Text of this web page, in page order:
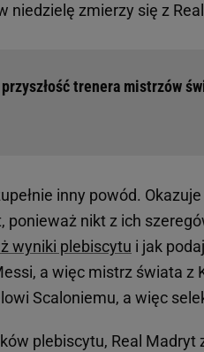
niedzielę zmierzy się z
trenera mistrzów
inny powód.
ponieważ nikt z ich
wyniki plebiscytu i jak
a więc mistrz świata z
Scaloniemu, a więc
plebiscytu, Real